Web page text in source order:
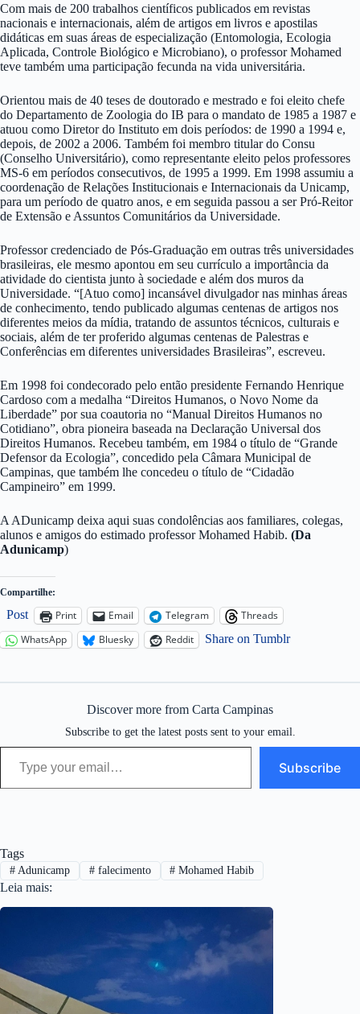
Com mais de 200 trabalhos científicos publicados em revistas
nacionais e internacionais, além de artigos em livros e apostilas
didáticas em suas áreas de especialização (Entomologia, Ecologia
Aplicada, Controle Biológico e Microbiano), o professor Mohamed
teve também uma participação fecunda na vida universitária.
Orientou mais de 40 teses de doutorado e mestrado e foi eleito chefe
do Departamento de Zoologia do IB para o mandato de 1985 a 1987 e
atuou como Diretor do Instituto em dois períodos: de 1990 a 1994 e,
depois, de 2002 a 2006. Também foi membro titular do Consu
(Conselho Universitário), como representante eleito pelos professores
MS-6 em períodos consecutivos, de 1995 a 1999. Em 1998 assumiu a
coordenação de Relações Institucionais e Internacionais da Unicamp,
para um período de quatro anos, e em seguida passou a ser Pró-Reitor
de Extensão e Assuntos Comunitários da Universidade.
Professor credenciado de Pós-Graduação em outras três universidades
brasileiras, ele mesmo apontou em seu currículo a importância da
atividade do cientista junto à sociedade e além dos muros da
Universidade. “[Atuo como] incansável divulgador nas minhas áreas
de conhecimento, tendo publicado algumas centenas de artigos nos
diferentes meios da mídia, tratando de assuntos técnicos, culturais e
sociais, além de ter proferido algumas centenas de Palestras e
Conferências em diferentes universidades Brasileiras”, escreveu.
Em 1998 foi condecorado pelo então presidente Fernando Henrique
Cardoso com a medalha “Direitos Humanos, o Novo Nome da
Liberdade” por sua coautoria no “Manual Direitos Humanos no
Cotidiano”, obra pioneira baseada na Declaração Universal dos
Direitos Humanos. Recebeu também, em 1984 o título de “Grande
Defensor da Ecologia”, concedido pela Câmara Municipal de
Campinas, que também lhe concedeu o título de “Cidadão
Campineiro” em 1999.
A ADunicamp deixa aqui suas condolências aos familiares, colegas,
alunos e amigos do estimado professor Mohamed Habib. (Da
Adunicamp)
Compartilhe:
Post Print Email Telegram
Threads
WhatsApp
Bluesky Reddit Share on Tumblr
Discover more from Carta Campinas
Subscribe to get the latest posts sent to your email.
Type your email…
Subscribe
Tags
#Adunicamp #falecimento # Mohamed Habib
Leia mais: